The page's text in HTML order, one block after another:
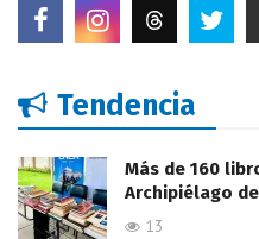
Tendencia
Más de 160
Archipiélago
13